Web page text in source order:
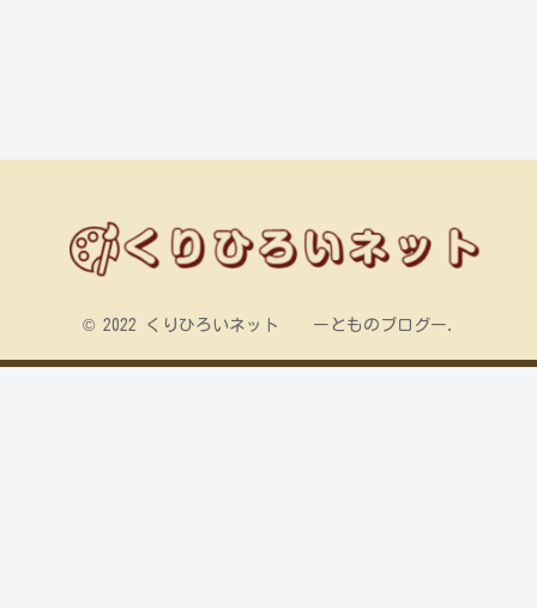
© 2022 くりひろいネット ーとものブログー.